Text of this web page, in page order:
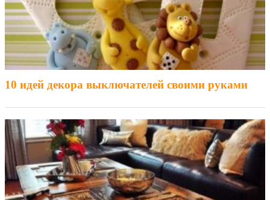
10 идей декора выключателей своими руками